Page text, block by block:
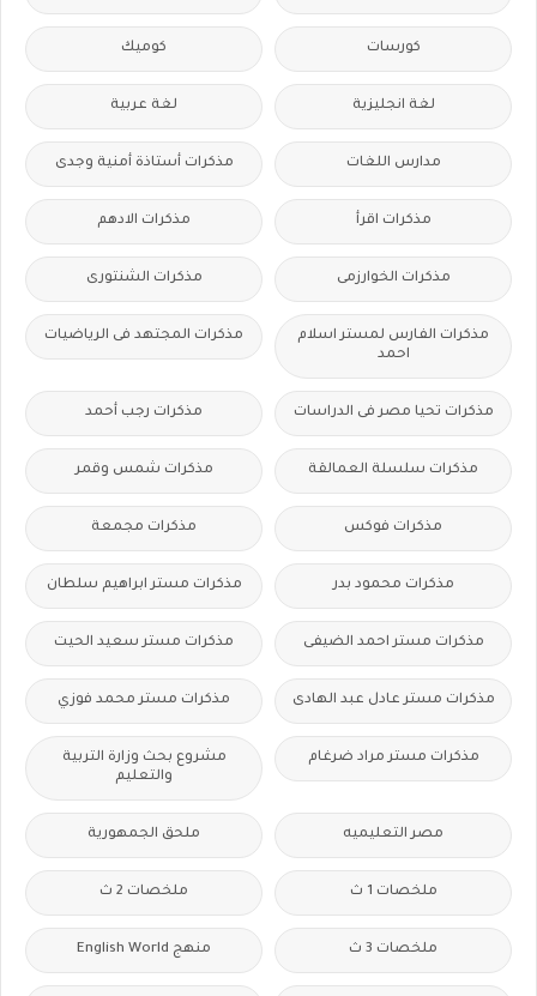
كورسات كوميك
لغة انجليزية لغة عربية
مدارس اللغات مذكرات أستاذة أمنية وجدى
مذكرات اقرأ مذكرات الادهم
مذكرات الخوارزمى مذكرات الشنتورى
مذكرات الفارس لمستر اسلام
احمد
مذكرات المجتهد فى الرياضيات
مذكرات تحيا مصر فى الدراسات مذكرات رجب أحمد
مذكرات سلسلة العمالقة مذكرات شمس وقمر
مذكرات فوكس مذكرات مجمعة
مذكرات محمود بدر مذكرات مستر ابراهيم سلطان
مذكرات مستر احمد الضيفى مذكرات مستر سعيد الحيت
مذكرات مستر عادل عبد الهادى مذكرات مستر محمد فوزي
مذكرات مستر مراد ضرغام
مشروع بحث وزارة التربية
والتعليم
مصر التعليميه ملحق الجمهورية
ملخصات 1 ث ملخصات 2 ث
ملخصات 3 ث منهج English World